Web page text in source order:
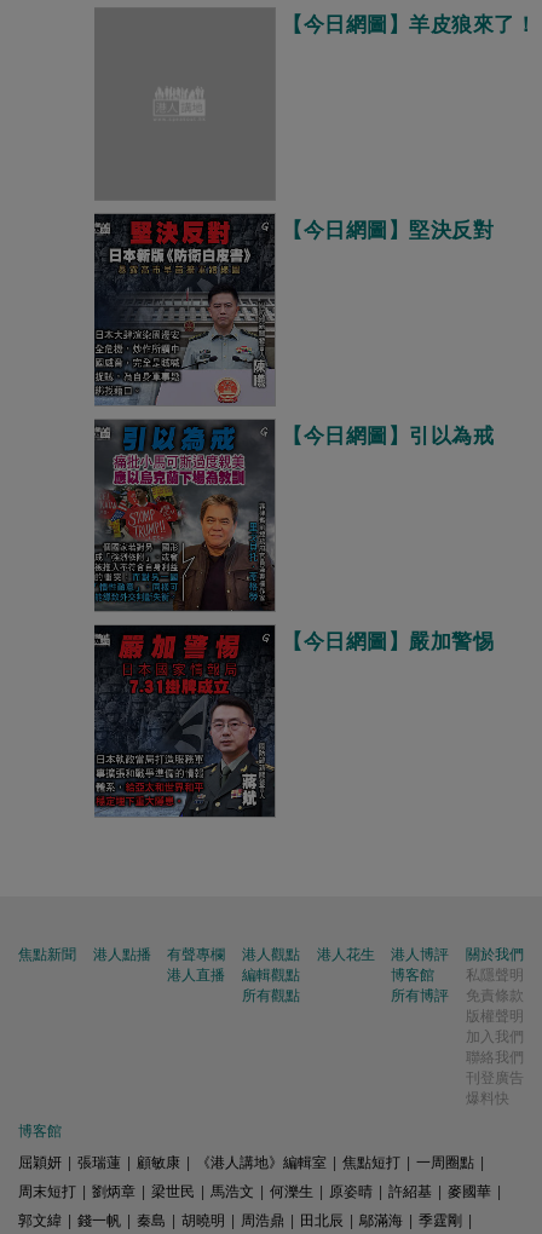
【今日網圖】羊皮狼來了！
【今日網圖】堅決反對
【今日網圖】引以為戒
【今日網圖】嚴加警惕
焦點新聞 港人點播
有聲專欄
港人直播
港人觀點
編輯觀點
所有觀點
港人花生
港人博評
博客館
所有博評
關於我們
私隱聲明
免責條款
版權聲明
加入我們
聯絡我們
刊登廣告
爆料快
博客館
屈穎妍
張瑞蓮 顧敏康 《港人講地》編輯室 焦點短打 一周圈點
周末短打
劉炳章 梁世民 馬浩文 何濼生 原姿晴 許紹基 麥國華
郭文緯
錢一帆 秦島 胡曉明 周浩鼎 田北辰 鄔滿海 季霆剛